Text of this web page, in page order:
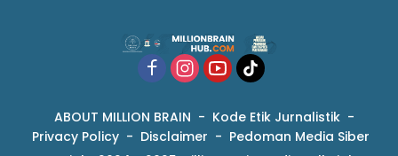
ABOUT MILLION BRAIN
Kode Etik Jurnalistik
Privacy Policy
Disclaimer
Pedoman Media Siber